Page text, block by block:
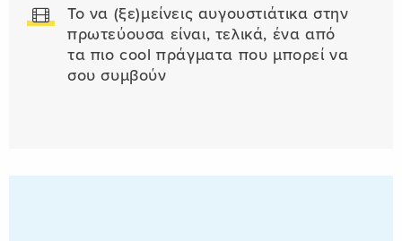
Το να (ξε)μείνεις αυγουστιάτικα στην
πρωτεύουσα είναι, τελικά, ένα από
τα πιο cool πράγματα που μπορεί να
σου συμβούν